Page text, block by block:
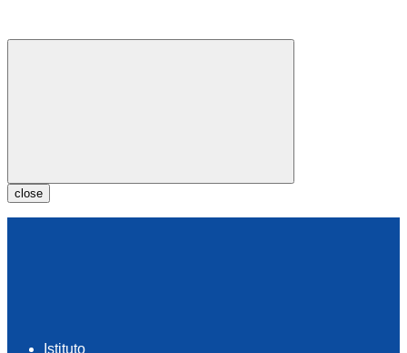
close
Istituto